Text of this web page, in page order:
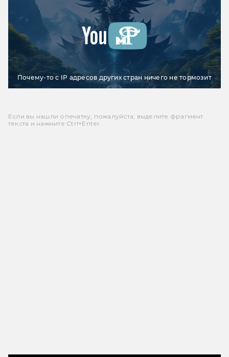
Почему-то с IP адресов других стран ничего не тормозит
Если вы нашли опечатку, пожалуйста, выделите фрагмент
текста и нажмите Ctrl+Enter.